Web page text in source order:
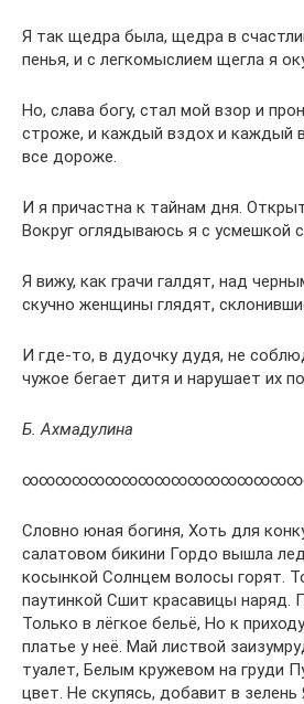
Я так щедра была, щедра в
пенья, и с легкомыслием щегла я
Но, слава богу, стал мой взор и
строже, и каждый вздох и каждый
все дороже.
И я причастна к тайнам дня.
Вокруг оглядываюсь я с усмешкой
Я вижу, как грачи галдят, над
скучно женщины глядят,
И где-то, в дудочку дудя, не
чужое бегает дитя и нарушает их
Б. Ахмадулина
Словно юная богиня, Хоть для
салатовом бикини Гордо вышла
косынкой Солнцем волосы горят.
паутинкой Сшит красавицы наряд.
Только в лёгкое бельё, Но к
платье у неё. Май листвой
туалет, Белым кружевом на груди
цвет. Не скупясь, добавит в зелень